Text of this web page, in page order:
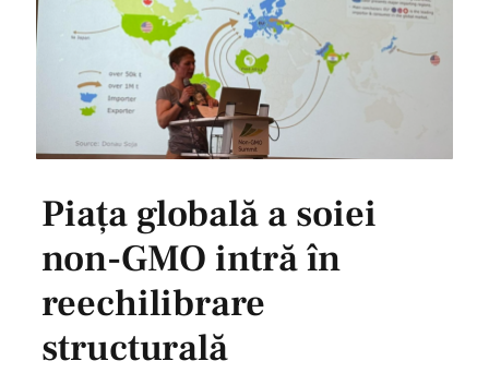
Piața globală a soiei
non-GMO intră în
reechilibrare
structurală